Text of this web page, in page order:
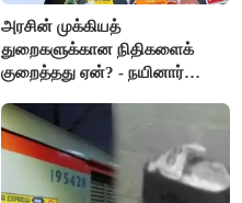
அரசின் முக்கியத்
துறைகளுக்கான நிதிகளைக்
குறைத்தது ஏன்? - நயினார்